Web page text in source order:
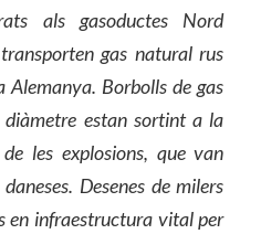
als gasoductes Nord
gas natural rus
Borbolls de gas
diàmetre estan sortint a la
les explosions, que van
Desenes de milers
en infraestructura vital per